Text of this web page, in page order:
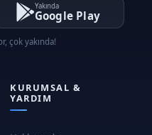
güçlendirme
Kursu
Yakında
Google Play
çok yakında!
KURUMSAL &
YARDIM